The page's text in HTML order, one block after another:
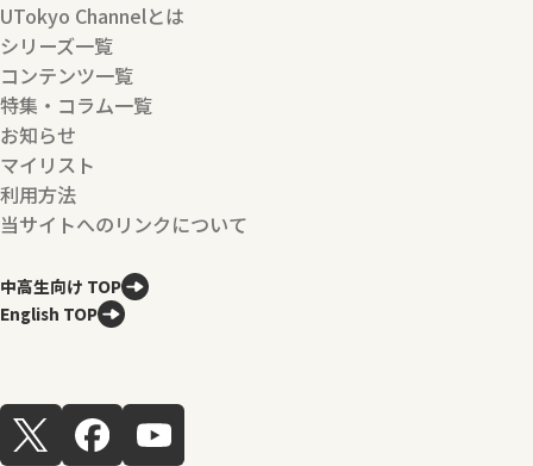
UTokyo Channelとは
シリーズ一覧
コンテンツ一覧
特集・コラム一覧
お知らせ
マイリスト
利用方法
当サイトへのリンクについて
中高生向け TOP
English TOP